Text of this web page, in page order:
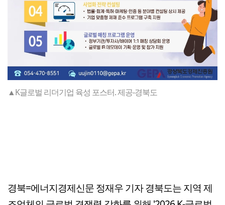
▲K글로벌 리더기업 육성 포스터. 제공-경북도
경북=에너지경제신문 정재우 기자 경북도는 지역 제